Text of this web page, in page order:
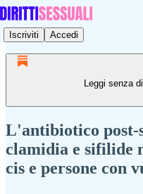
Iscriviti Accedi
Leggi senza
L'antibiotico post-
clamidia e sifilide
cis e persone con